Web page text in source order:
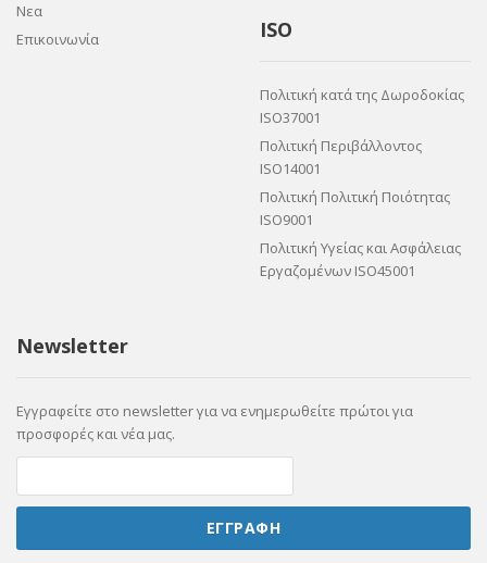
Νεα
Επικοινωνία
ISO
Πολιτική κατά της Δωροδοκίας
ISO37001
Πολιτική Περιβάλλοντος
ISO14001
Πολιτική Πολιτική Ποιότητας
ISO9001
Πολιτική Υγείας και Ασφάλειας
Εργαζομένων ISO45001
Newsletter
Εγγραφείτε στο newsletter για να ενημερωθείτε πρώτοι για
προσφορές και νέα μας.
ΕΓΓΡΑΦΗ